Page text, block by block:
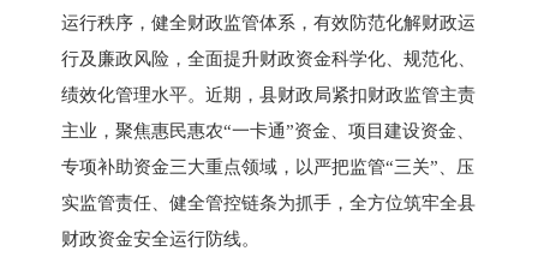
运行秩序，健全财政监管体系，有效防范化解财政运
行及廉政风险，全面提升财政资金科学化、规范化、
绩效化管理水平。近期，县财政局紧扣财政监管主责
主业，聚焦惠民惠农“一卡通”资金、项目建设资金、
专项补助资金三大重点领域，以严把监管“三关”、压
实监管责任、健全管控链条为抓手，全方位筑牢全县
财政资金安全运行防线。